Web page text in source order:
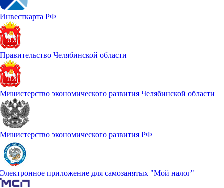
Инвесткарта РФ
Правительство Челябинской области
Министерство экономического развития Челябинской области
Министерство экономического развития РФ
Электронное приложение для самозанятых "Мой налог"